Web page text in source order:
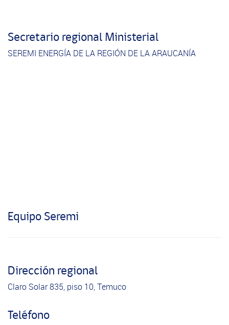
Secretario regional Ministerial
SEREMI ENERGÍA DE LA REGIÓN DE LA ARAUCANÍA
Equipo Seremi
Dirección regional
Claro Solar 835, piso 10, Temuco
Teléfono